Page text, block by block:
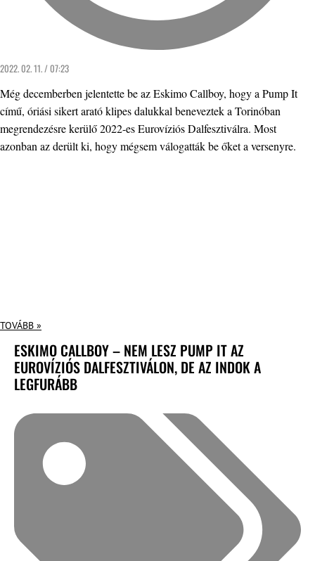
2022. 02. 11. / 07:23
Még decemberben jelentette be az Eskimo Callboy, hogy a Pump It
című, óriási sikert arató klipes dalukkal beneveztek a Torinóban
megrendezésre kerülő 2022-es Eurovíziós Dalfesztiválra. Most
azonban az derült ki, hogy mégsem válogatták be őket a versenyre.
TOVÁBB »
ESKIMO CALLBOY – NEM LESZ PUMP IT AZ
EUROVÍZIÓS DALFESZTIVÁLON, DE AZ INDOK A
LEGFURÁBB